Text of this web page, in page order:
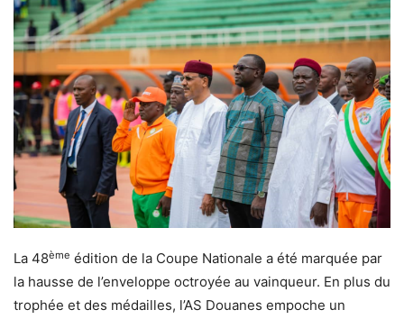
La 48ème édition de la Coupe Nationale a été marquée par
la hausse de l’enveloppe octroyée au vainqueur. En plus du
trophée et des médailles, l’AS Douanes empoche un